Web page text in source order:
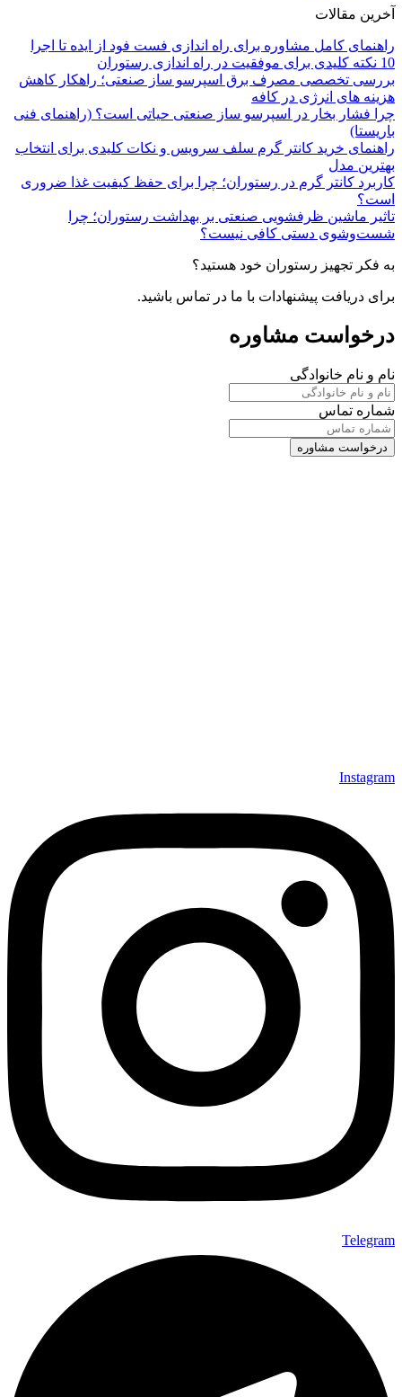
آخرین مقالات
راهنمای کامل مشاوره برای راه اندازی فست فود از ایده تا اجرا
10 نکته کلیدی برای موفقیت در راه اندازی رستوران
بررسی تخصصی مصرف برق اسپرسو ساز صنعتی؛ راهکار کاهش
هزینه های انرژی در کافه
چرا فشار بخار در اسپرسو ساز صنعتی حیاتی است؟ (راهنمای فنی
باریستا)
راهنمای خرید کانتر گرم سلف سرویس و نکات کلیدی برای انتخاب
بهترین مدل
کاربرد کانتر گرم در رستوران؛ چرا برای حفظ کیفیت غذا ضروری
است؟
تاثیر ماشین ظرفشویی صنعتی بر بهداشت رستوران؛ چرا
شست‌وشوی دستی کافی نیست؟
به فکر تجهیز رستوران خود هستید؟
برای دریافت پیشنهادات با ما در تماس باشید.
درخواست مشاوره
نام و نام خانوادگی
شماره تماس
Instagram
Telegram